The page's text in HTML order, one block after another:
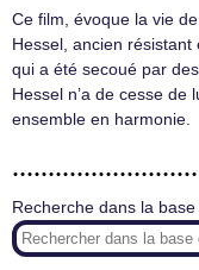
Ce film, évoque la vie
Hessel, ancien
qui a été secoué par
Hessel n’a de cesse
ensemble en harmonie.
Recherche dans la